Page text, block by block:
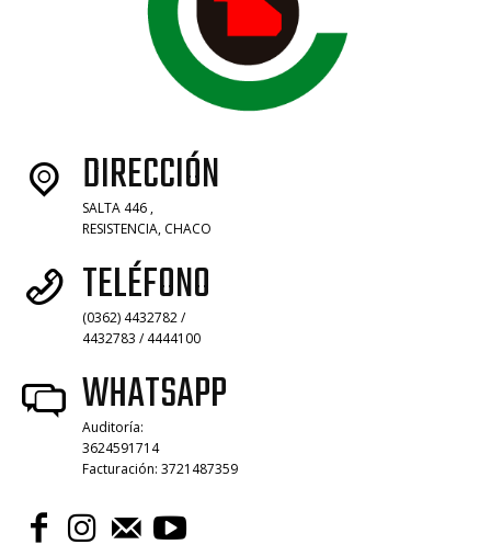
DIRECCIÓN
SALTA 446 ,
RESISTENCIA, CHACO
TELÉFONO
(0362) 4432782 /
4432783 / 4444100
WHATSAPP
Auditoría:
3624591714
Facturación: 3721487359